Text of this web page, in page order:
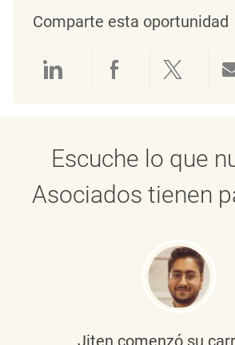
Comparte esta oportunidad
Compartir a través de
Compartir a
Escuche lo que
Asociados tienen
Jiten comenzó su